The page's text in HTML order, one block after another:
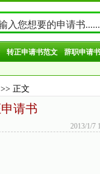
转正申请书范文 辞职申请书
>> 正文
请书
2013/1/7